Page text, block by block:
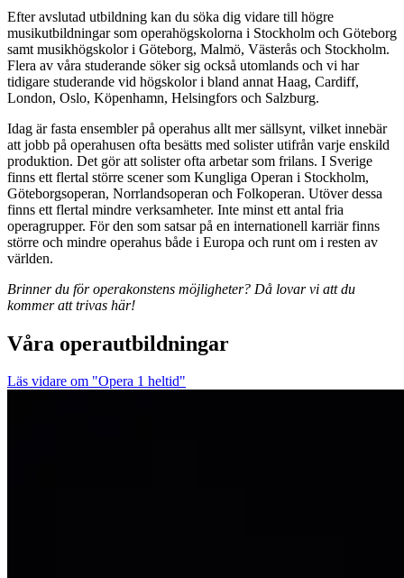
Efter avslutad utbildning kan du söka dig vidare till högre
musikutbildningar som operahögskolorna i Stockholm och Göteborg
samt musikhögskolor i Göteborg, Malmö, Västerås och Stockholm.
Flera av våra studerande söker sig också utomlands och vi har
tidigare studerande vid högskolor i bland annat Haag, Cardiff,
London, Oslo, Köpenhamn, Helsingfors och Salzburg.
Idag är fasta ensembler på operahus allt mer sällsynt, vilket innebär
att jobb på operahusen ofta besätts med solister utifrån varje enskild
produktion. Det gör att solister ofta arbetar som frilans. I Sverige
finns ett flertal större scener som Kungliga Operan i Stockholm,
Göteborgsoperan, Norrlandsoperan och Folkoperan. Utöver dessa
finns ett flertal mindre verksamheter. Inte minst ett antal fria
operagrupper. För den som satsar på en internationell karriär finns
större och mindre operahus både i Europa och runt om i resten av
världen.
Brinner du för operakonstens möjligheter? Då lovar vi att du
kommer att trivas här!
Våra operautbildningar
Läs vidare om "Opera 1 heltid"